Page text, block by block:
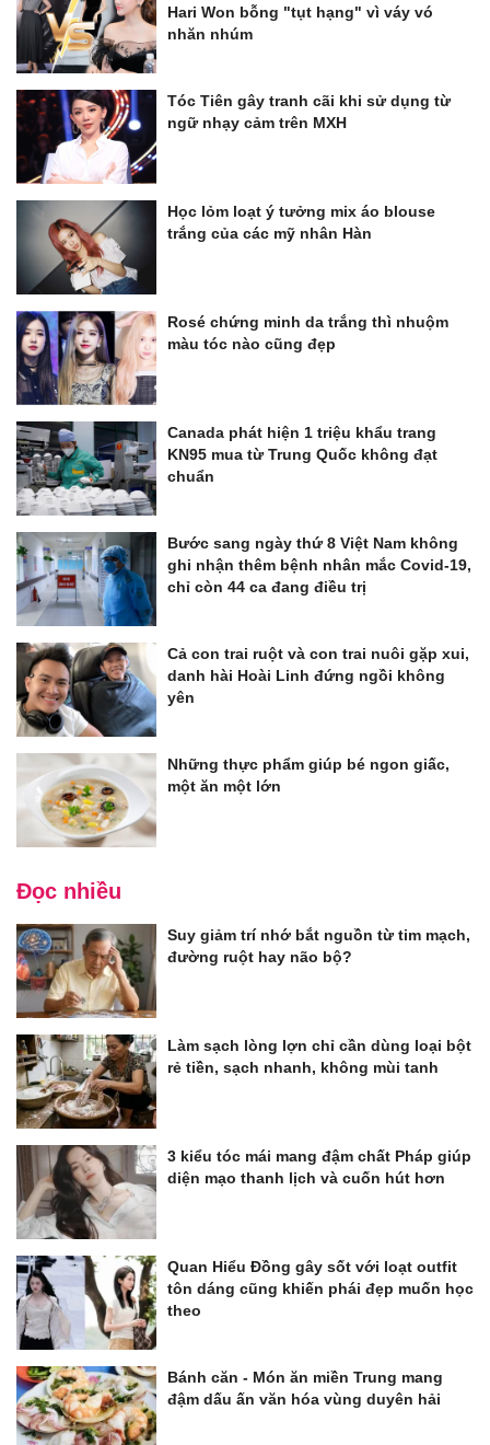
Hari Won bỗng "tụt hạng" vì váy vó
nhăn nhúm
Tóc Tiên gây tranh cãi khi sử dụng từ
ngữ nhạy cảm trên MXH
Học lỏm loạt ý tưởng mix áo blouse
trắng của các mỹ nhân Hàn
Rosé chứng minh da trắng thì nhuộm
màu tóc nào cũng đẹp
Canada phát hiện 1 triệu khẩu trang
KN95 mua từ Trung Quốc không đạt
chuẩn
Bước sang ngày thứ 8 Việt Nam không
ghi nhận thêm bệnh nhân mắc Covid-19,
chỉ còn 44 ca đang điều trị
Cả con trai ruột và con trai nuôi gặp xui,
danh hài Hoài Linh đứng ngồi không
yên
Những thực phẩm giúp bé ngon giấc,
một ăn một lớn
Đọc nhiều
Suy giảm trí nhớ bắt nguồn từ tim mạch,
đường ruột hay não bộ?
Làm sạch lòng lợn chỉ cần dùng loại bột
rẻ tiền, sạch nhanh, không mùi tanh
3 kiểu tóc mái mang đậm chất Pháp giúp
diện mạo thanh lịch và cuốn hút hơn
Quan Hiểu Đồng gây sốt với loạt outfit
tôn dáng cũng khiến phái đẹp muốn học
theo
Bánh căn - Món ăn miền Trung mang
đậm dấu ấn văn hóa vùng duyên hải